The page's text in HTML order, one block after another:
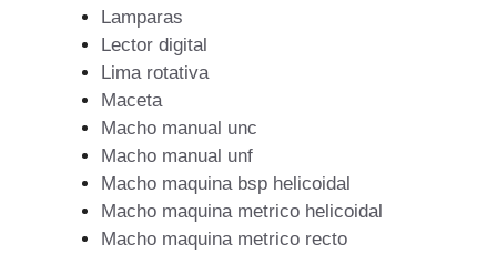
Lamparas
Lector digital
Lima rotativa
Maceta
Macho manual unc
Macho manual unf
Macho maquina bsp helicoidal
Macho maquina metrico helicoidal
Macho maquina metrico recto